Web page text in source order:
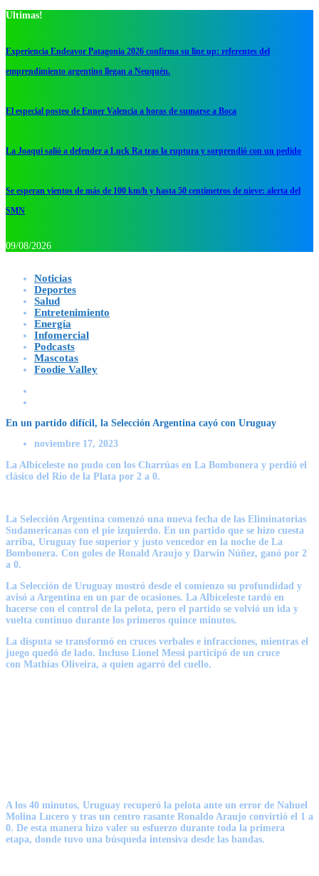
Ultimas!
Experiencia Endeavor Patagonia 2026 confirma su line up: referentes del
emprendimiento argentino llegan a Neuquén.
El especial posteo de Enner Valencia a horas de sumarse a Boca
La Joaqui salió a defender a Luck Ra tras la ruptura y sorprendió con un pedido
Se esperan vientos de más de 100 km/h y hasta 50 centímetros de nieve: alerta del
SMN
09/08/2026
Noticias
Deportes
Salud
Entretenimiento
Energía
Infomercial
Podcasts
Mascotas
Foodie Valley
En un partido difícil, la Selección Argentina cayó con Uruguay
noviembre 17, 2023
La Albiceleste no pudo con los Charrúas en La Bombonera y perdió el
clásico del Río de la Plata por 2 a 0.
La Selección Argentina comenzó una nueva fecha de las Eliminatorias
Sudamericanas con el pie izquierdo. En un partido que se hizo cuesta
arriba, Uruguay fue superior y justo vencedor en la noche de La
Bombonera. Con goles de Ronald Araujo y Darwin Núñez, ganó por 2
a 0.
La Selección de Uruguay mostró desde el comienzo su profundidad y
avisó a Argentina en un par de ocasiones. La Albiceleste tardó en
hacerse con el control de la pelota, pero el partido se volvió un ida y
vuelta continuo durante los primeros quince minutos.
La disputa se transformó en cruces verbales e infracciones, mientras el
juego quedó de lado. Incluso Lionel Messi participó de un cruce
con Mathías Oliveira, a quien agarró del cuello.
A los 40 minutos, Uruguay recuperó la pelota ante un error de Nahuel
Molina Lucero y tras un centro rasante Ronaldo Araujo convirtió el 1 a
0. De esta manera hizo valer su esfuerzo durante toda la primera
etapa, donde tuvo una búsqueda intensiva desde las bandas.